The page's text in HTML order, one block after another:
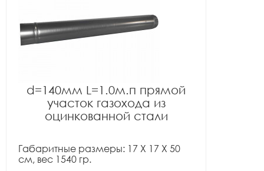
d=140мм L=1.0м.п прямой
участок газохода из
оцинкованной стали
Габаритные размеры: 17 X 17 X 50
см, вес 1540 гр.